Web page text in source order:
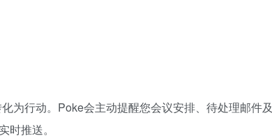
为行动。Poke会主动提醒您会议安排、待处理邮件及
推送。